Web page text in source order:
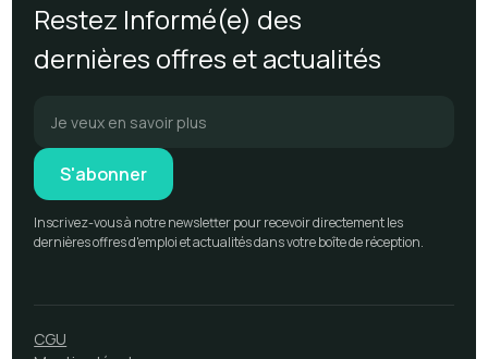
Restez Informé(e) des
dernières offres et actualités
Inscrivez-vous à notre newsletter pour recevoir directement les
dernières offres d'emploi et actualités dans votre boîte de réception.
CGU